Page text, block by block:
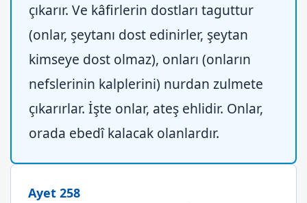
çıkarır. Ve kâfirlerin dostları taguttur
(onlar, şeytanı dost edinirler, şeytan
kimseye dost olmaz), onları (onların
nefslerinin kalplerini) nurdan zulmete
çıkarırlar. İşte onlar, ateş ehlidir. Onlar,
orada ebedî kalacak olanlardır.
Ayet 258